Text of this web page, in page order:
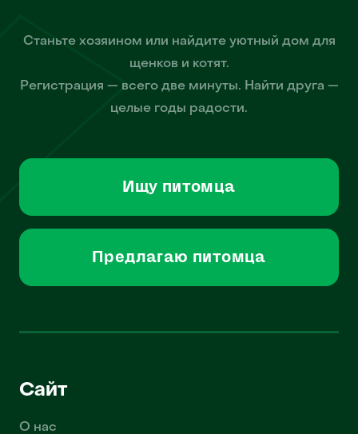
Станьте хозяином или найдите уютный дом для
щенков и котят.
Регистрация — всего две минуты. Найти друга —
целые годы радости.
Ищу питомца
Предлагаю питомца
Сайт
О нас